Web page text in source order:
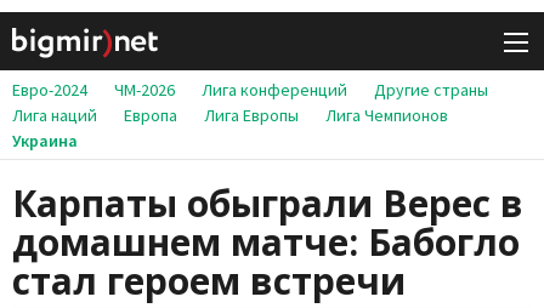
Евро-2024 ЧМ-2026 Лига конференций
Другие страны
Лига наций
Европа Лига Европы
Лига Чемпионов
Украина
Карпаты обыграли Верес в
домашнем матче: Бабогло
стал героем встречи